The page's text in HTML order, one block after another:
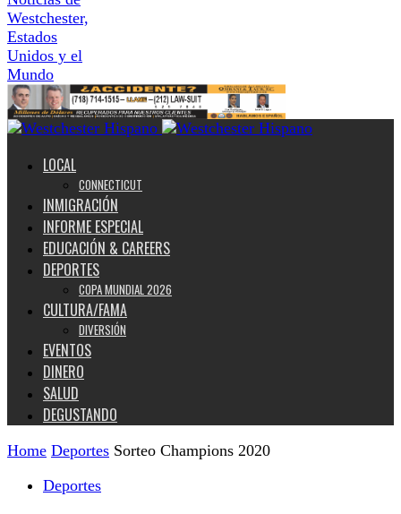
Westchester,
Estados
Unidos y el
Mundo
LOCAL
CONNECTICUT
INMIGRACIÓN
INFORME ESPECIAL
EDUCACIÓN & CAREERS
DEPORTES
COPA MUNDIAL 2026
CULTURA/FAMA
DIVERSIÓN
EVENTOS
DINERO
SALUD
DEGUSTANDO
Home Deportes Sorteo Champions 2020
Deportes